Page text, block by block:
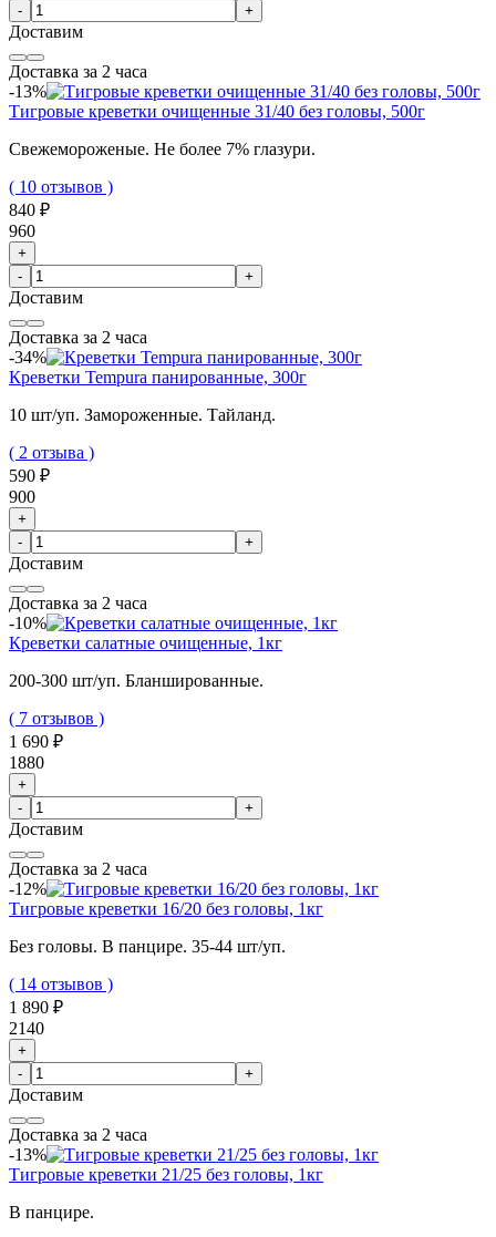
-
+
Доставим
Доставка за 2 часа
-13%
Тигровые креветки очищенные 31/40 без головы, 500г
Свежемороженые. Не более 7% глазури.
( 10 отзывов )
840 ₽
960
+
-
+
Доставим
Доставка за 2 часа
-34%
Креветки Tempura панированные, 300г
10 шт/уп. Замороженные. Тайланд.
( 2 отзыва )
590 ₽
900
+
-
+
Доставим
Доставка за 2 часа
-10%
Креветки салатные очищенные, 1кг
200-300 шт/уп. Бланшированные.
( 7 отзывов )
1 690 ₽
1880
+
-
+
Доставим
Доставка за 2 часа
-12%
Тигровые креветки 16/20 без головы, 1кг
Без головы. В панцире. 35-44 шт/уп.
( 14 отзывов )
1 890 ₽
2140
+
-
+
Доставим
Доставка за 2 часа
-13%
Тигровые креветки 21/25 без головы, 1кг
В панцире.